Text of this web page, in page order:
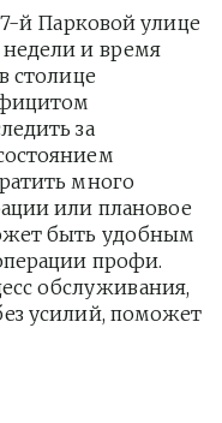
й Парковой улице
и время
столице
за
много
или плановое
быть удобным
профи.
обслуживания,
усилий, поможет